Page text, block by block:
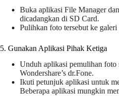
Buka aplikasi File Manager
dicadangkan di SD Card.
Pulihkan foto tersebut ke galeri
5. Gunakan Aplikasi Pihak Ketiga
Unduh aplikasi pemulihan
Wondershare’s dr.Fone.
Ikuti petunjuk aplikasi untuk
Beberapa aplikasi mungkin